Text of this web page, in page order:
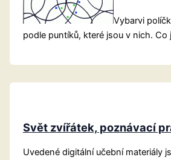
Vybarvi
podle puntíků, které jsou v nich. Co
Svět zvířátek, poznávací
Uvedené digitální učební materiály